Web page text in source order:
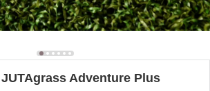
Adventure Plus